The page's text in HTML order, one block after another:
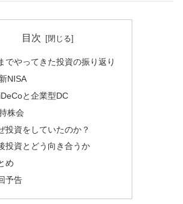
目次
でやってきた投資の振り返り
新NISA
iDeCoと企業型DC
株会
投資をしていたのか？
投資とどう向き合うか
め
予告